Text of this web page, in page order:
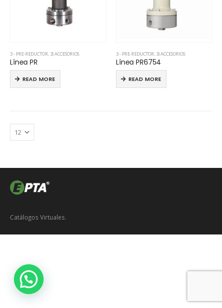
3 - PRE-REDUCTOR, 3) ACCESORIOS
Línea PR
READ MORE
3 - PRE-REDUCTOR, 3) ACCESORIOS
Línea PR6754
READ MORE
Catálogos Virtuales.